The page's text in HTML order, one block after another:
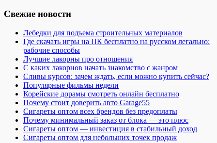
Свежие новости
Лебедки для подъема строительных материалов
Где скачать игры на ПК бесплатно на русском легально:
рабочие способы
Лучшие лакорны про отношения
С каких лакорнов начать знакомство с жанром
Сливы курсов: зачем ждать, если можно купить сейчас?
Популярные фильмы недели
Корейские дорамы смотреть онлайн бесплатно
Почему стоит доверить авто Garage55
Сигареты оптом всех брендов без предоплаты
Почему минимальный заказ от блока — это плюс
Сигареты оптом — инвестиция в стабильный доход
Сигареты оптом для небольших точек продаж